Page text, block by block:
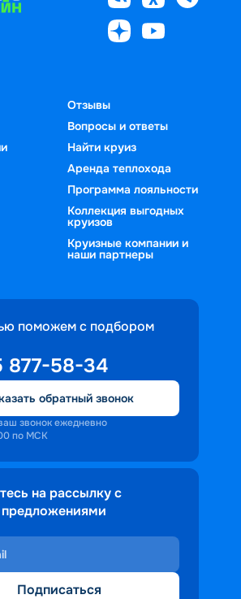
Отзывы
Вопросы и ответы
Найти круиз
Аренда теплохода
Программа лояльности
Коллекция выгодных
круизов
Круизные компании и
наши партнеры
поможем с подбором
877-58-34
обратный звонок
звонок ежедневно
по МСК
на рассылку с
Подписаться